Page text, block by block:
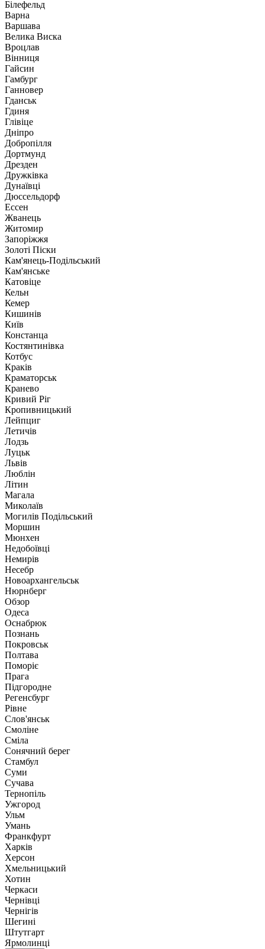
Білефельд
Варна
Варшава
Велика Виска
Вроцлав
Вінниця
Гайсин
Гамбург
Ганновер
Гданськ
Гдиня
Глівіце
Дніпро
Добропілля
Дортмунд
Дрезден
Дружківка
Дунаївці
Дюссельдорф
Ессен
Жванець
Житомир
Запоріжжя
Золоті Піски
Кам'янець-Подільський
Кам'янське
Катовіце
Кельн
Кемер
Кишинів
Київ
Констанца
Костянтинівка
Котбус
Краків
Краматорськ
Кранево
Кривий Ріг
Кропивницький
Лейпциг
Летичів
Лодзь
Луцьк
Львів
Люблін
Літин
Магала
Миколаїв
Могилів Подільський
Моршин
Мюнхен
Недобоївці
Немирів
Несебр
Новоархангельськ
Нюрнберг
Обзор
Одеса
Оснабрюк
Познань
Покровськ
Полтава
Поморіє
Прага
Підгородне
Регенсбург
Рівне
Слов'янськ
Смоліне
Сміла
Сонячний берег
Стамбул
Суми
Сучава
Тернопіль
Ужгород
Ульм
Умань
Франкфурт
Харків
Херсон
Хмельницький
Хотин
Черкаси
Чернівці
Чернігів
Шегині
Штутгарт
Ярмолинці